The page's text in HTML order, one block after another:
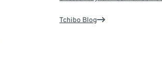
Tchibo Blog